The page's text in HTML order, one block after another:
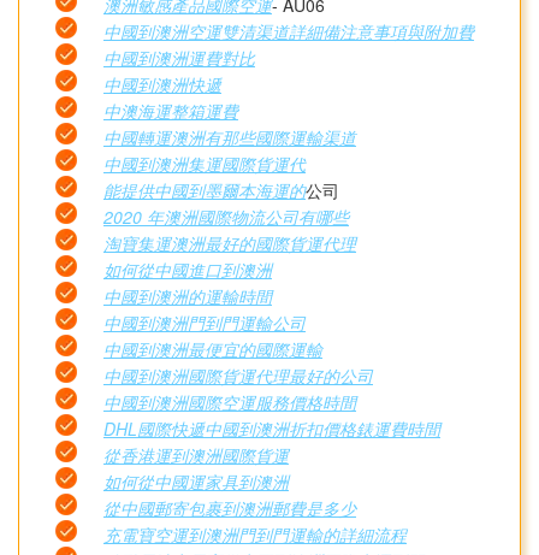
中國到澳洲空運雙清渠道詳細備注意事項與附加費
中國到澳洲運費對比
中國到澳洲快遞
中澳海運整箱運費
中國轉運澳洲有那些國際運輸渠道
中國到澳洲集運國際貨運代
能提供中國到墨爾本海運的公司
2020 年澳洲國際物流公司有哪些
淘寶集運澳洲最好的國際貨運代理
如何從中國進口到澳洲
中國到澳洲的運輸時間
中國到澳洲門到門運輸公司
中國到澳洲最便宜的國際運輸
中國到澳洲國際貨運代理最好的公司
中國到澳洲國際空運服務價格時間
DHL國際快遞中國到澳洲折扣價格錶運費時間
從香港運到澳洲國際貨運
如何從中國運家具到澳洲
從中國郵寄包裹到澳洲郵費是多少
充電寶空運到澳洲門到門運輸的詳細流程